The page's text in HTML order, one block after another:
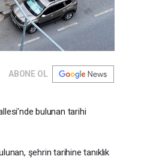
ABONE OL
bulunan tarihi
şehrin tarihine tanıklık